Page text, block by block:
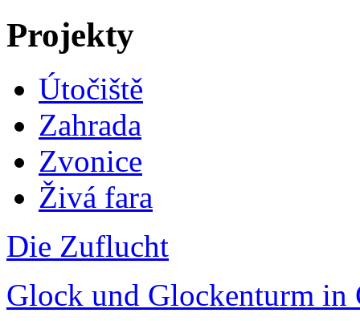
Projekty
Útočiště
Zahrada
Zvonice
Živá fara
Die Zuflucht
Glock und Glockenturm in